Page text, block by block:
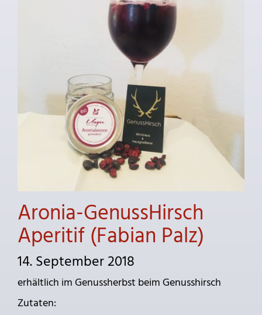
Aronia-GenussHirsch
Aperitif (Fabian Palz)
14. September 2018
erhältlich im Genussherbst beim Genusshirsch
Zutaten: